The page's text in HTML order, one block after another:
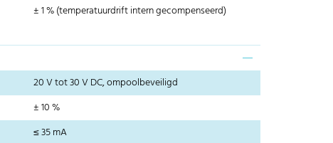
± 1 % (temperatuurdrift intern gecompenseerd)
20 V tot 30 V DC, ompoolbeveiligd
± 10 %
≤ 35 mA